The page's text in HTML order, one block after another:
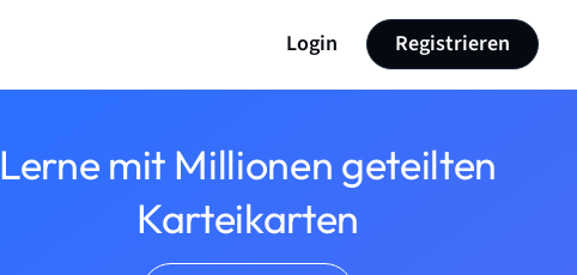
Login Registrieren
Lerne mit Millionen geteilten
Karteikarten